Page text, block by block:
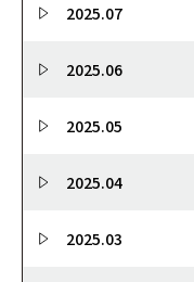
2025.07
2025.06
2025.05
2025.04
2025.03